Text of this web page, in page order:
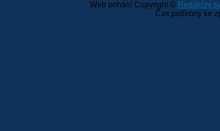
Web pohání Copyright © Redakční
Čas potřebný ke